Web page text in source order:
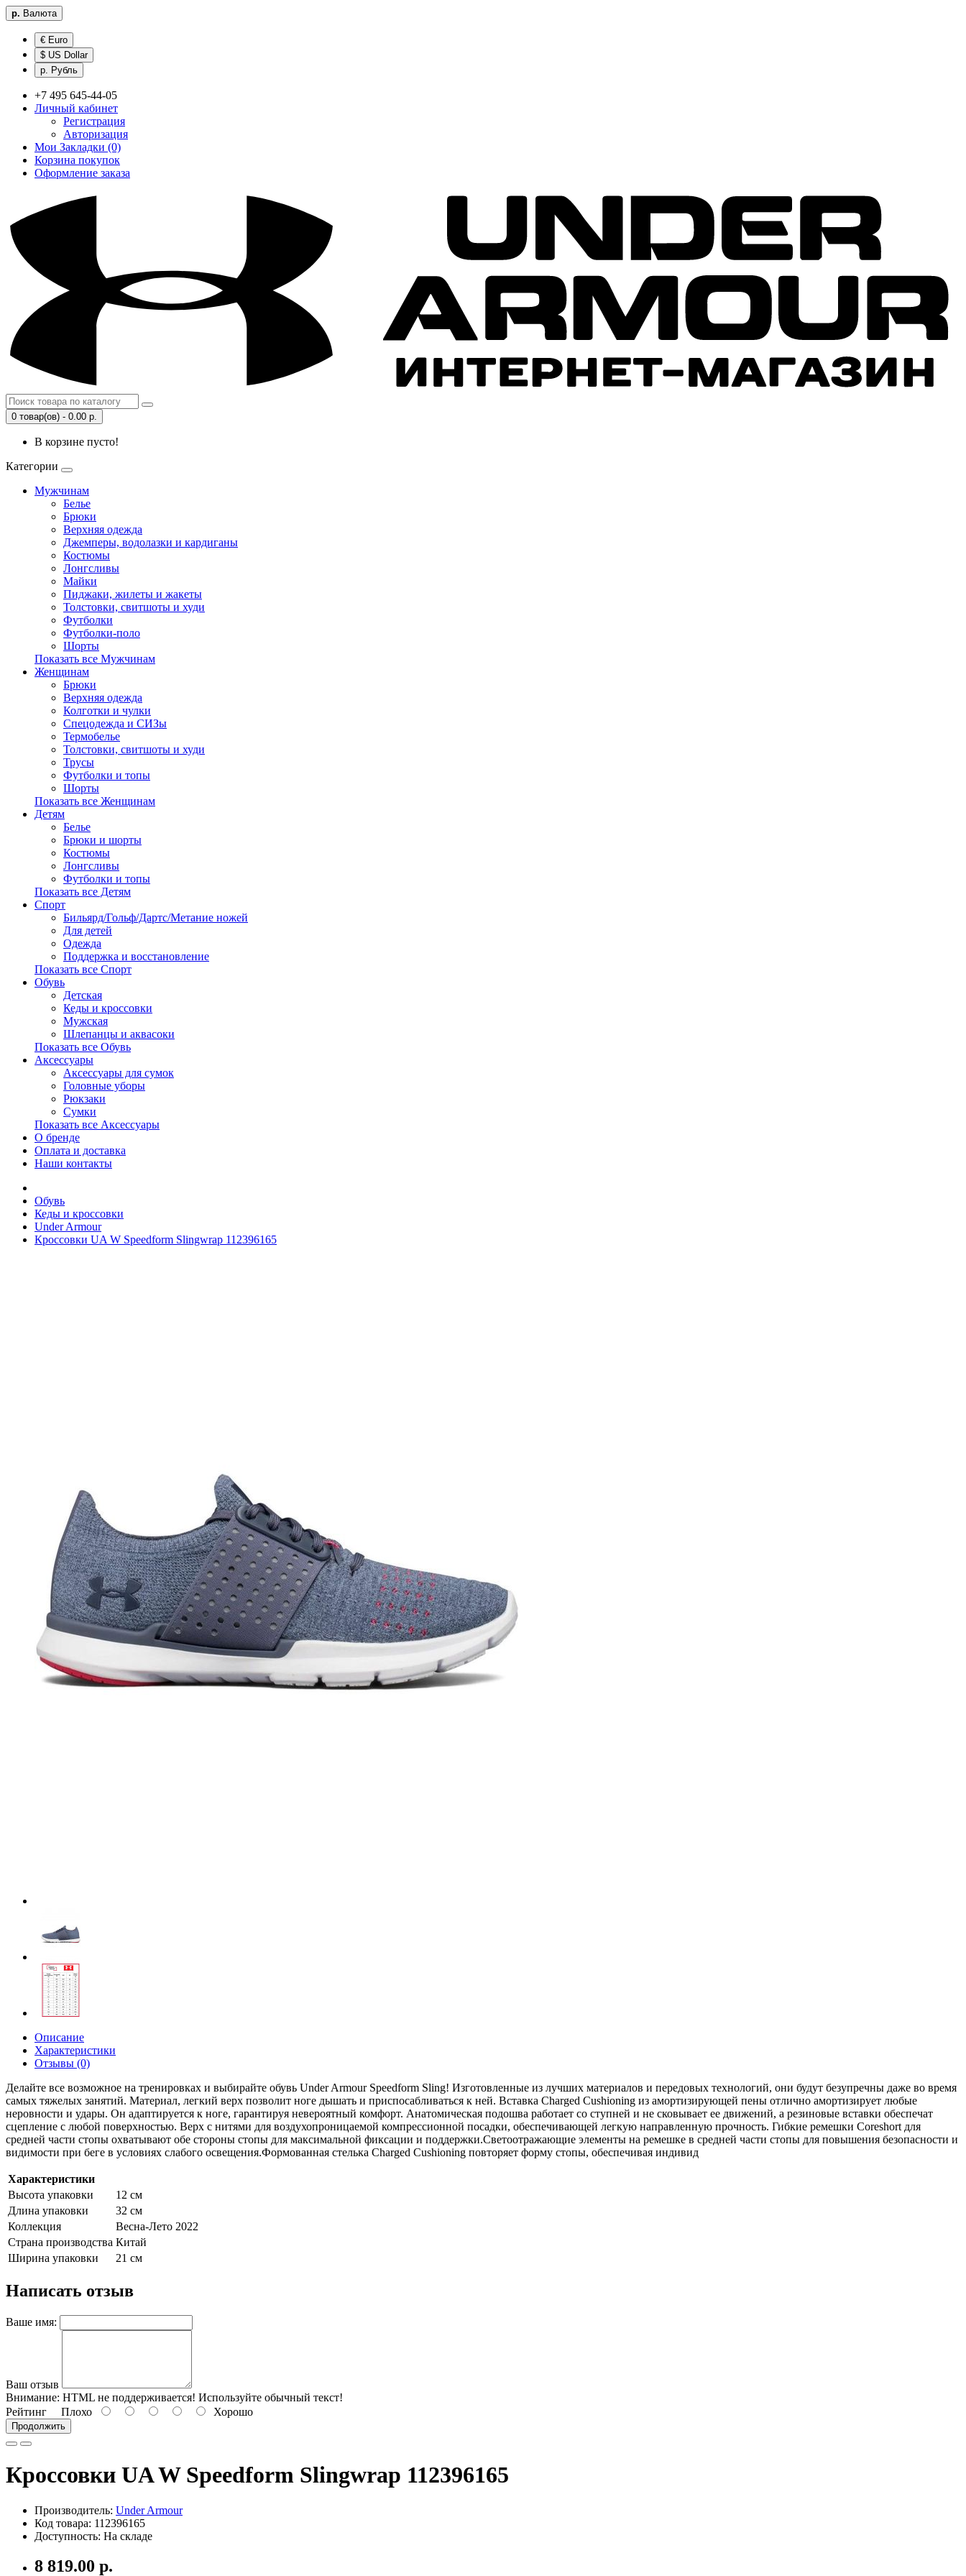
р. Валюта
€ Euro
$ US Dollar
р. Рубль
+7 495 645-44-05
Личный кабинет
Регистрация
Авторизация
Мои Закладки (0)
Корзина покупок
Оформление заказа
0 товар(ов) - 0.00 р.
В корзине пусто!
Категории
Мужчинам
Белье
Брюки
Верхняя одежда
Джемперы, водолазки и кардиганы
Костюмы
Лонгсливы
Майки
Пиджаки, жилеты и жакеты
Толстовки, свитшоты и худи
Футболки
Футболки-поло
Шорты
Показать все Мужчинам
Женщинам
Брюки
Верхняя одежда
Колготки и чулки
Спецодежда и СИЗы
Термобелье
Толстовки, свитшоты и худи
Трусы
Футболки и топы
Шорты
Показать все Женщинам
Детям
Белье
Брюки и шорты
Костюмы
Лонгсливы
Футболки и топы
Показать все Детям
Спорт
Бильярд/Гольф/Дартс/Метание ножей
Для детей
Одежда
Поддержка и восстановление
Показать все Спорт
Обувь
Детская
Кеды и кроссовки
Мужская
Шлепанцы и аквасоки
Показать все Обувь
Аксессуары
Аксессуары для сумок
Головные уборы
Рюкзаки
Сумки
Показать все Аксессуары
О бренде
Оплата и доставка
Наши контакты
Обувь
Кеды и кроссовки
Under Armour
Кроссовки UA W Speedform Slingwrap 112396165
Описание
Характеристики
Отзывы (0)
Делайте все возможное на тренировках и выбирайте обувь Under Armour Speedform Sling! Изготовленные из лучших материалов и передовых технологий, они будут безупречны даже во время
самых тяжелых занятий. Материал, легкий верх позволит ноге дышать и приспосабливаться к ней. Вставка Charged Cushioning из амортизирующей пены отлично амортизирует любые
неровности и удары. Он адаптируется к ноге, гарантируя невероятный комфорт. Анатомическая подошва работает со ступней и не сковывает ее движений, а резиновые вставки обеспечат
сцепление с любой поверхностью. Верх с нитями для воздухопроницаемой компрессионной посадки, обеспечивающей легкую направленную прочность. Гибкие ремешки Coreshort для
средней части стопы охватывают обе стороны стопы для максимальной фиксации и поддержки.Светоотражающие элементы на ремешке в средней части стопы для повышения безопасности и
видимости при беге в условиях слабого освещения.Формованная стелька Charged Cushioning повторяет форму стопы, обеспечивая индивид
Характеристики
Высота упаковки
12 см
Длина упаковки
32 см
Коллекция
Весна-Лето 2022
Страна производства Китай
Ширина упаковки
21 см
Написать отзыв
Ваше имя:
Ваш отзыв
Внимание: HTML не поддерживается! Используйте обычный текст!
Рейтинг Плохо Хорошо
Продолжить
Кроссовки UA W Speedform Slingwrap 112396165
Производитель: Under Armour
Код товара: 112396165
Доступность: На складе
8 819.00 р.